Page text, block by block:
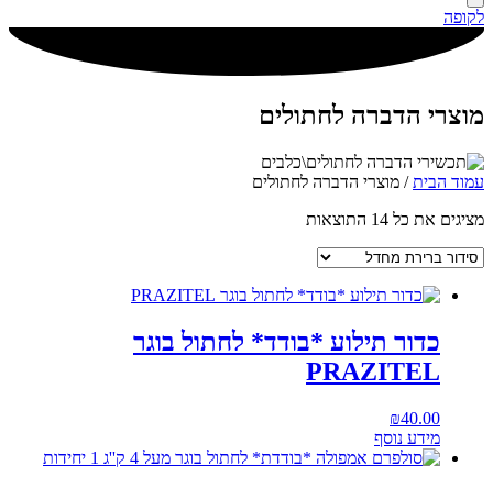
לקופה
מוצרי הדברה לחתולים
עמוד הבית/ מוצרי הדברה לחתולים
מציגים את כל ⁦14⁩ התוצאות
כדור תילוע *בודד* לחתול בוגר
PRAZITEL
₪40.00
מידע נוסף